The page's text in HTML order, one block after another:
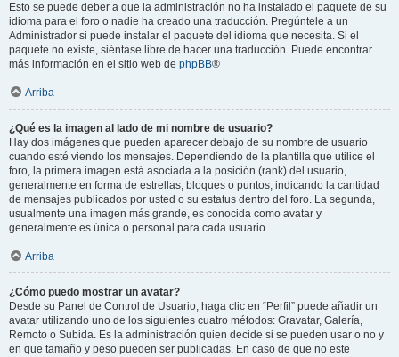
Esto se puede deber a que la administración no ha instalado el paquete de su
idioma para el foro o nadie ha creado una traducción. Pregúntele a un
Administrador si puede instalar el paquete del idioma que necesita. Si el
paquete no existe, siéntase libre de hacer una traducción. Puede encontrar
más información en el sitio web de phpBB®
Arriba
¿Qué es la imagen al lado de mi nombre de usuario?
Hay dos imágenes que pueden aparecer debajo de su nombre de usuario
cuando esté viendo los mensajes. Dependiendo de la plantilla que utilice el
foro, la primera imagen está asociada a la posición (rank) del usuario,
generalmente en forma de estrellas, bloques o puntos, indicando la cantidad
de mensajes publicados por usted o su estatus dentro del foro. La segunda,
usualmente una imagen más grande, es conocida como avatar y
generalmente es única o personal para cada usuario.
Arriba
¿Cómo puedo mostrar un avatar?
Desde su Panel de Control de Usuario, haga clic en “Perfil” puede añadir un
avatar utilizando uno de los siguientes cuatro métodos: Gravatar, Galería,
Remoto o Subida. Es la administración quien decide si se pueden usar o no y
en que tamaño y peso pueden ser publicadas. En caso de que no este